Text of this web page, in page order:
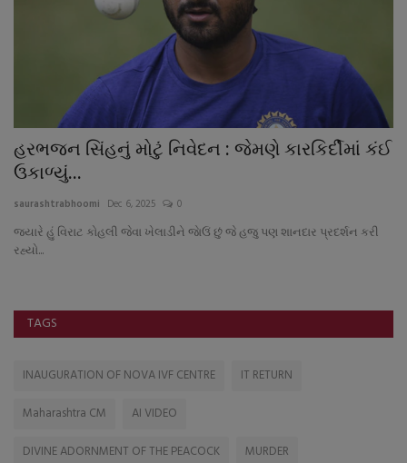
હરભજન સિંહનું મોટું નિવેદન : જેમણે કારકિર્દીમાં કંઈ
ઉકાળ્યું...
saurashtrabhoomi Dec 6, 2025 0
જ્યારે હું વિરાટ કોહલી જેવા ખેલાડીને જાેઉં છું જે હજુ પણ શાનદાર પ્રદર્શન કરી
રહ્યો...
TAGS
INAUGURATION OF NOVA IVF CENTRE
IT RETURN
Maharashtra CM
AI VIDEO
DIVINE ADORNMENT OF THE PEACOCK
MURDER